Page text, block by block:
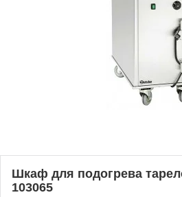
Шкаф для подогрева
103065